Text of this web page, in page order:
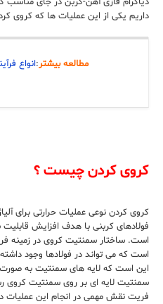
داریم یکی از این عملیات ها که کروی
مطالعه بیشتر:انواع
کروی کردن چیست ؟
کروی کردن نوعی عملیات حرارتی برای
فولادهای کربنی با هدف افزایش
است. ساختار سمنتیت کروی در زمینه
است که می تواند در فولادها وجود
این است که لایه های سمنتیت به
سمنتیت لایه ای بر روی سمنتیت کروی
فریت نقش مهمی در انجام این عملیات